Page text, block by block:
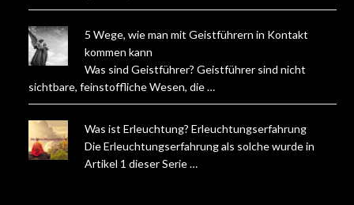
5 Wege, wie man mit Geistführern in Kontakt
kommen kann
Was sind Geistführer? Geistführer sind nicht
sichtbare, feinstoffliche Wesen, die …
Was ist Erleuchtung? Erleuchtungserfahrung
Die Erleuchtungserfahrung als solche wurde in
Artikel 1 dieser Serie …